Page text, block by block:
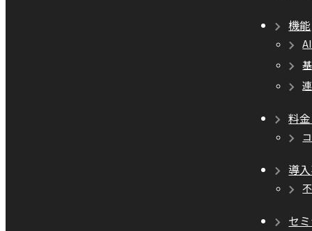
機能
料
導
セ